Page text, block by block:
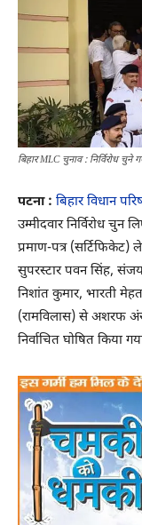
बिहार MLC चुनाव : निर्विरोध चुने
पटना : बिहार विधान
उम्मीदवार निर्विरोध
प्रमाण-पत्र
सुपरस्टार पवन सिंह,
निशांत कुमार, भारती
(रामविलास) से अशरफ
निर्वाचित घोषित किया